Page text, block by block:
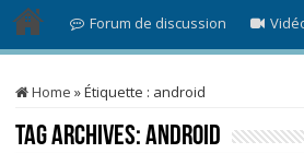
Forum de discussion
Home »Étiquette : android
Tag Archives:android